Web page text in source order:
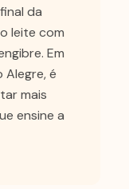
da
leite com
Em
Alegre, é
mais
ensine a